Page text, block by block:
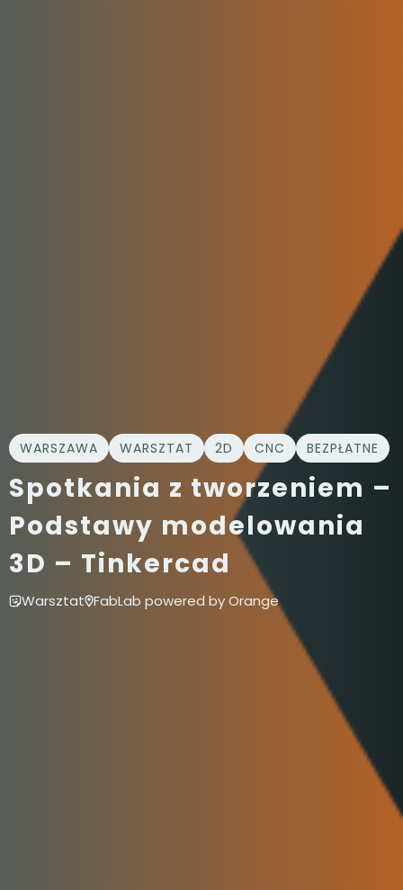
WARSZAWA WARSZTAT 2D CNC BEZPŁATNE
Spotkania z tworzeniem –
Podstawy modelowania
3D – Tinkercad
Warsztat FabLab powered by Orange